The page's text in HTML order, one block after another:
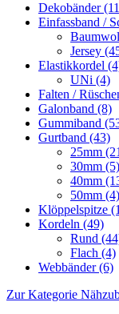
Dekobänder
Einfassband /
Jersey
Elastikkordel
UNi (4)
Falten /
Galonband (8)
Gummiband
Gurtband (43)
25mm
30mm (5)
40mm
50mm (4)
Klöppelspitze
Kordeln (49)
Rund
Flach (4)
Webbänder (6)
Zur Kategorie